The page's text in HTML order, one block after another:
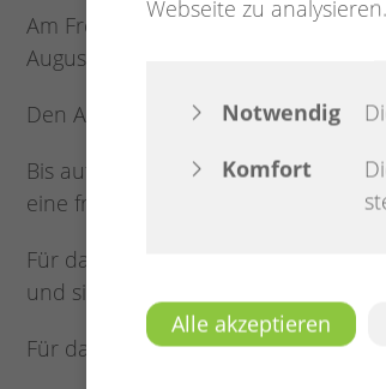
Am Freitag, 21. August, stehen
August, bringt Texas Heat mit
Den Abschluss der Konzertreihe
Bis auf das Konzert von Piledriver
eine freiwillige Spende für die
Für das Jubiläumskonzert von
und sind online über Nordwest-
Für das leibliche Wohl sorgt bei
Webseite zu analysieren.
Notwendig
Komfort
Alle akzeptieren